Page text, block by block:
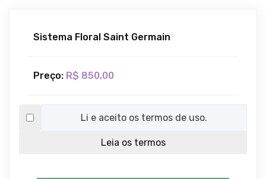
Sistema Floral Saint Germain
Preço: R$ 850,00
Li e aceito os termos de uso.
Leia os termos